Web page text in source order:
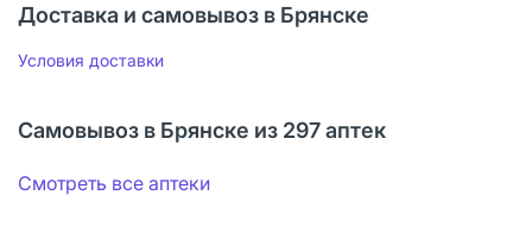
Доставка и самовывоз в Брянске
Условия доставки
Самовывоз в Брянске из 297 аптек
Смотреть все аптеки